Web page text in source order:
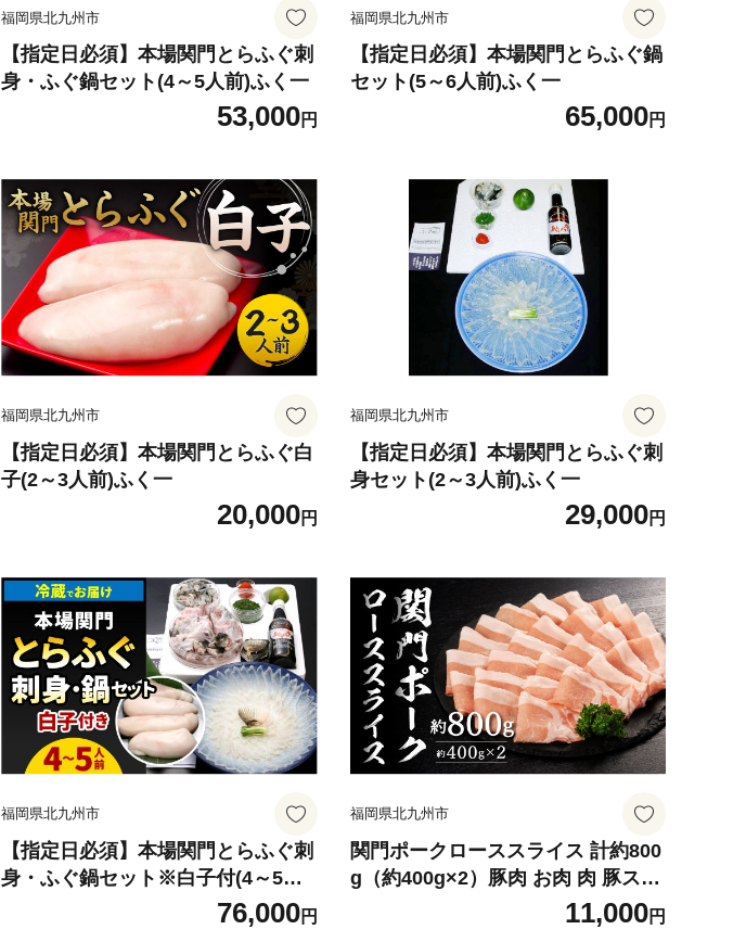
福岡県北九州市
【指定日必須】本場関門とらふぐ刺
身・ふぐ鍋セット(4～5人前)ふく一
53,000円
福岡県北九州市
【指定日必須】本場関門とらふぐ鍋
セット(5～6人前)ふく一
65,000円
福岡県北九州市
【指定日必須】本場関門とらふぐ白
子(2～3人前)ふく一
20,000円
福岡県北九州市
【指定日必須】本場関門とらふぐ刺
身セット(2～3人前)ふく一
29,000円
福岡県北九州市
【指定日必須】本場関門とらふぐ刺
身・ふぐ鍋セット※白子付(4～5人
76,000円
福岡県北九州市
関門ポークローススライス 計約800
g（約400g×2）豚肉 お肉 肉 豚スラ
11,000円